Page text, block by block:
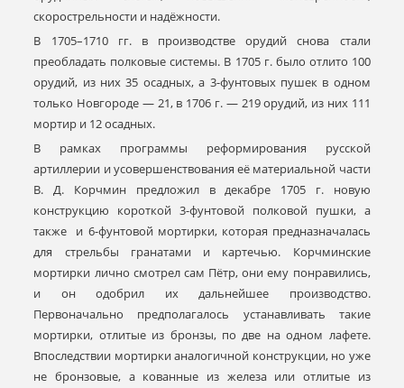
скорострельности и надёжности.
В 1705–1710 гг. в производстве орудий снова стали
преобладать полковые системы. В 1705 г. было отлито 100
орудий, из них 35 осадных, а 3-фунтовых пушек в одном
только Новгороде — 21, в 1706 г. — 219 орудий, из них 111
мортир и 12 осадных.
В рамках программы реформирования русской
артиллерии и усовершенствования её материальной части
В. Д. Корчмин предложил в декабре 1705 г. новую
конструкцию короткой 3-фунтовой полковой пушки, а
также и 6-фунтовой мортирки, которая предназначалась
для стрельбы гранатами и картечью. Корчминские
мортирки лично смотрел сам Пётр, они ему понравились,
и он одобрил их дальнейшее производство.
Первоначально предполагалось устанавливать такие
мортирки, отлитые из бронзы, по две на одном лафете.
Впоследствии мортирки аналогичной конструкции, но уже
не бронзовые, а кованные из железа или отлитые из